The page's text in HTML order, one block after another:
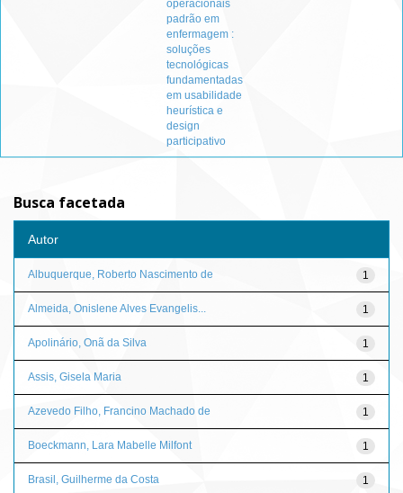
operacionais
padrão em
enfermagem :
soluções
tecnológicas
fundamentadas
em usabilidade
heurística e
design
participativo
Busca facetada
Autor
1
Albuquerque, Roberto Nascimento de
1
Almeida, Onislene Alves Evangelis...
1
Apolinário, Onã da Silva
1
Assis, Gisela Maria
1
Azevedo Filho, Francino Machado de
1
Boeckmann, Lara Mabelle Milfont
1
Brasil, Guilherme da Costa